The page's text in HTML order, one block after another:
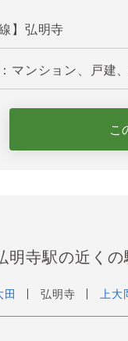
】弘明寺
マンション、戸建
こ
明寺駅の近くの
田 弘明寺 上大